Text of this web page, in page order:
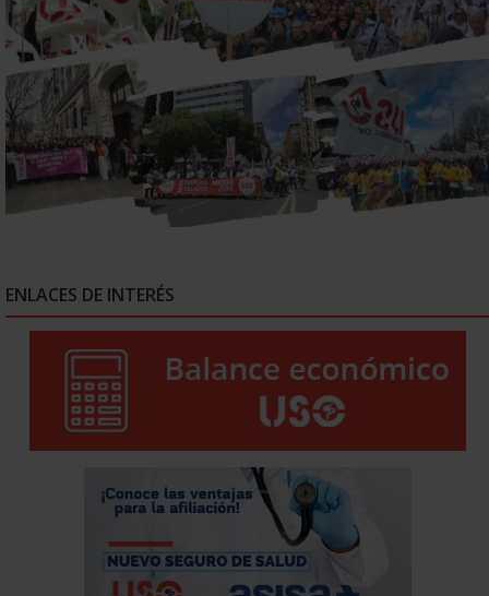
ENLACES DE INTERÉS